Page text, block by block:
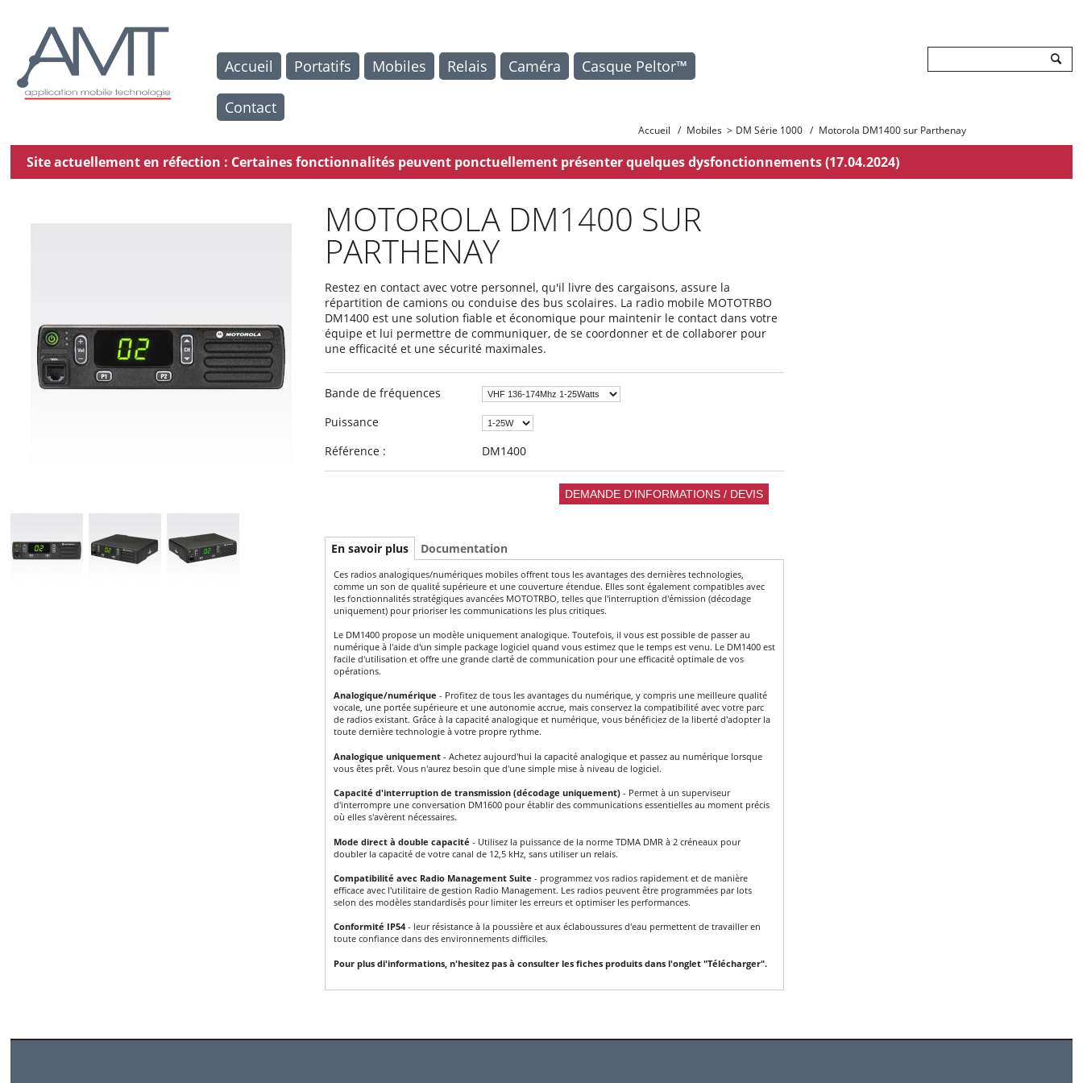
Accueil Portatifs Mobiles Relais Caméra Casque Peltor™
Contact
Site actuellement en réfection : Certaines fonctionnalités peuvent ponctuellement présenter quelques dysfonctionnements (17.04.2024)
Accueil / Mobiles > DM Série 1000 / Motorola DM1400 sur Parthenay
MOTOROLA DM1400 SUR
PARTHENAY
Restez en contact avec votre personnel, qu'il livre des cargaisons, assure la
répartition de camions ou conduise des bus scolaires. La radio mobile MOTOTRBO
DM1400 est une solution fiable et économique pour maintenir le contact dans votre
équipe et lui permettre de communiquer, de se coordonner et de collaborer pour
une efficacité et une sécurité maximales.
Bande de fréquences
Puissance
Référence :
DM1400
En savoir plus Documentation
Ces radios analogiques/numériques mobiles offrent tous les avantages des dernières technologies,
comme un son de qualité supérieure et une couverture étendue. Elles sont également compatibles avec
les fonctionnalités stratégiques avancées MOTOTRBO, telles que l'interruption d'émission (décodage
uniquement) pour prioriser les communications les plus critiques.
Le DM1400 propose un modèle uniquement analogique. Toutefois, il vous est possible de passer au
numérique à l'aide d'un simple package logiciel quand vous estimez que le temps est venu. Le DM1400 est
facile d'utilisation et offre une grande clarté de communication pour une efficacité optimale de vos
opérations.
Analogique/numérique - Profitez de tous les avantages du numérique, y compris une meilleure qualité
vocale, une portée supérieure et une autonomie accrue, mais conservez la compatibilité avec votre parc
de radios existant. Grâce à la capacité analogique et numérique, vous bénéficiez de la liberté d'adopter la
toute dernière technologie à votre propre rythme.
Analogique uniquement - Achetez aujourd'hui la capacité analogique et passez au numérique lorsque
vous êtes prêt. Vous n'aurez besoin que d'une simple mise à niveau de logiciel.
Capacité d'interruption de transmission (décodage uniquement) - Permet à un superviseur
d'interrompre une conversation DM1600 pour établir des communications essentielles au moment précis
où elles s'avèrent nécessaires.
Mode direct à double capacité - Utilisez la puissance de la norme TDMA DMR à 2 créneaux pour
doubler la capacité de votre canal de 12,5 kHz, sans utiliser un relais.
Compatibilité avec Radio Management Suite - programmez vos radios rapidement et de manière
efficace avec l'utilitaire de gestion Radio Management. Les radios peuvent être programmées par lots
selon des modèles standardisés pour limiter les erreurs et optimiser les performances.
Conformité IP54- leur résistance à la poussière et aux éclaboussures d'eau permettent de travailler en
toute confiance dans des environnements difficiles.
Pour plus di'informations, n'hesitez pas à consulter les fiches produits dans l'onglet "Télécharger".